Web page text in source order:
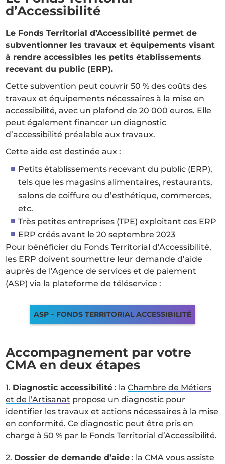
d’Accessibilité
Le Fonds Territorial d’Accessibilité permet de
subventionner les travaux et équipements visant
à rendre accessibles les petits établissements
recevant du public (ERP).
Cette subvention peut couvrir 50 % des coûts des
travaux et équipements nécessaires à la mise en
accessibilité, avec un plafond de 20 000 euros. Elle
peut également financer un diagnostic
d’accessibilité préalable aux travaux.
Cette aide est destinée aux :
Petits établissements recevant du public (ERP),
tels que les magasins alimentaires, restaurants,
salons de coiffure ou d’esthétique, commerces,
etc.
Très petites entreprises (TPE) exploitant ces ERP
ERP créés avant le 20 septembre 2023
Pour bénéficier du Fonds Territorial d’Accessibilité,
les ERP doivent soumettre leur demande d’aide
auprès de l’Agence de services et de paiement
(ASP) via la plateforme de téléservice :
ASP – FONDS TERRITORIAL ACCESSIBILITÉ
Accompagnement par votre
CMA en deux étapes
1. Diagnostic accessibilité : laChambre de Métiers
et de l’Artisanat propose un diagnostic pour
identifier les travaux et actions nécessaires à la mise
en conformité. Ce diagnostic peut être pris en
charge à 50 % par le Fonds Territorial d’Accessibilité.
2. Dossier de demande d’aide : la CMA vous assiste